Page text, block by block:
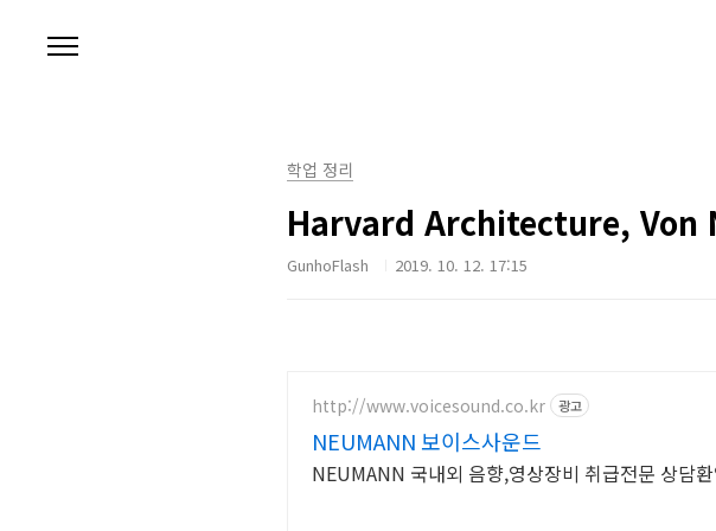
학업 정리
Harvard Architecture,
GunhoFlash 2019. 10. 12. 17:15
http://www.voicesound.co.kr 광고
NEUMANN 보이스사운드
NEUMANN 국내외 음향,영상장비 취급전문 상담